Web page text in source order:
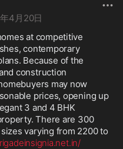
4月20日
at competitive
contemporary
Because of the
construction
may now
prices, opening up
3 and 4 BHK
There are 300
varying from 2200 to